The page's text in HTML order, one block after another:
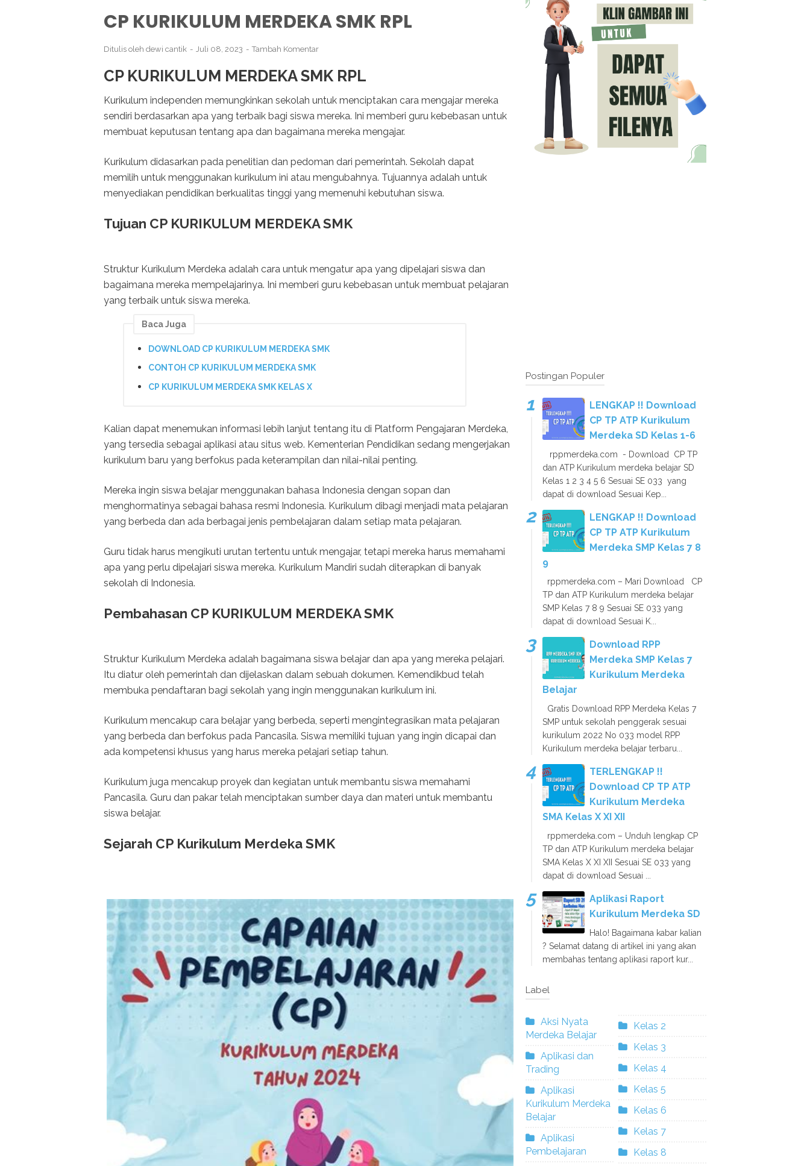
CP KURIKULUM MERDEKA SMK RPL
Ditulis oleh dewi cantik Juli 08, 2023 Tambah Komentar
CP KURIKULUM MERDEKA SMK RPL
Kurikulum independen memungkinkan sekolah untuk menciptakan cara mengajar mereka
sendiri berdasarkan apa yang terbaik bagi siswa mereka. Ini memberi guru kebebasan untuk
membuat keputusan tentang apa dan bagaimana mereka mengajar.
Kurikulum didasarkan pada penelitian dan pedoman dari pemerintah. Sekolah dapat
memilih untuk menggunakan kurikulum ini atau mengubahnya. Tujuannya adalah untuk
menyediakan pendidikan berkualitas tinggi yang memenuhi kebutuhan siswa.
Tujuan CP KURIKULUM MERDEKA SMK
Struktur Kurikulum Merdeka adalah cara untuk mengatur apa yang dipelajari siswa dan
bagaimana mereka mempelajarinya. Ini memberi guru kebebasan untuk membuat pelajaran
yang terbaik untuk siswa mereka.
Baca Juga
DOWNLOAD CP KURIKULUM MERDEKA SMK
CONTOH CP KURIKULUM MERDEKA SMK
CP KURIKULUM MERDEKA SMK KELAS X
Kalian dapat menemukan informasi lebih lanjut tentang itu di Platform Pengajaran Merdeka,
yang tersedia sebagai aplikasi atau situs web. Kementerian Pendidikan sedang mengerjakan
kurikulum baru yang berfokus pada keterampilan dan nilai-nilai penting.
Mereka ingin siswa belajar menggunakan bahasa Indonesia dengan sopan dan
menghormatinya sebagai bahasa resmi Indonesia. Kurikulum dibagi menjadi mata pelajaran
yang berbeda dan ada berbagai jenis pembelajaran dalam setiap mata pelajaran.
Guru tidak harus mengikuti urutan tertentu untuk mengajar, tetapi mereka harus memahami
apa yang perlu dipelajari siswa mereka. Kurikulum Mandiri sudah diterapkan di banyak
sekolah di Indonesia.
Pembahasan CP KURIKULUM MERDEKA SMK
Struktur Kurikulum Merdeka adalah bagaimana siswa belajar dan apa yang mereka pelajari.
Itu diatur oleh pemerintah dan dijelaskan dalam sebuah dokumen. Kemendikbud telah
membuka pendaftaran bagi sekolah yang ingin menggunakan kurikulum ini.
Kurikulum mencakup cara belajar yang berbeda, seperti mengintegrasikan mata pelajaran
yang berbeda dan berfokus pada Pancasila. Siswa memiliki tujuan yang ingin dicapai dan
ada kompetensi khusus yang harus mereka pelajari setiap tahun.
Kurikulum juga mencakup proyek dan kegiatan untuk membantu siswa memahami
Pancasila. Guru dan pakar telah menciptakan sumber daya dan materi untuk membantu
siswa belajar.
Sejarah CP Kurikulum Merdeka SMK
Postingan Populer
LENGKAP !! Download
CP TP ATP Kurikulum
Merdeka SD Kelas 1-6
rppmerdeka.com - Download CP TP
dan ATP Kurikulum merdeka belajar SD
Kelas 1 2 3 4 5 6 Sesuai SE 033 yang
dapat di download Sesuai Kep...
LENGKAP !! Download
CP TP ATP Kurikulum
Merdeka SMP Kelas 7 8
9
rppmerdeka.com – Mari Download CP
TP dan ATP Kurikulum merdeka belajar
SMP Kelas 7 8 9 Sesuai SE 033 yang
dapat di download Sesuai K...
Download RPP
Merdeka SMP Kelas 7
Kurikulum Merdeka
Belajar
Gratis Download RPP Merdeka Kelas 7
SMP untuk sekolah penggerak sesuai
kurikulum 2022 No 033 model RPP
Kurikulum merdeka belajar terbaru...
TERLENGKAP !!
Download CP TP ATP
Kurikulum Merdeka
SMA Kelas X XI XII
rppmerdeka.com – Unduh lengkap CP
TP dan ATP Kurikulum merdeka belajar
SMA Kelas X XI XII Sesuai SE 033 yang
dapat di download Sesuai ...
Aplikasi Raport
Kurikulum Merdeka SD
Halo! Bagaimana kabar kalian
? Selamat datang di artikel ini yang akan
membahas tentang aplikasi raport kur...
Label
Aksi Nyata
Merdeka Belajar
Aplikasi dan
Trading
Aplikasi
Kurikulum Merdeka
Belajar
Aplikasi
Pembelajaran
Kelas 2
Kelas 3
Kelas 4
Kelas 5
Kelas 6
Kelas 7
Kelas 8